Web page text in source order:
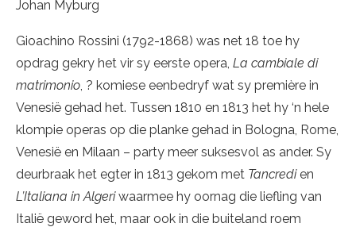
Johan Myburg
Gioachino Rossini (1792-1868) was net 18 toe hy
opdrag gekry het vir sy eerste opera, La cambiale di
matrimonio, ? komiese eenbedryf wat sy première in
Venesië gehad het. Tussen 1810 en 1813 het hy ‘n hele
klompie operas op die planke gehad in Bologna, Rome,
Venesië en Milaan – party meer suksesvol as ander. Sy
deurbraak het egter in 1813 gekom met Tancredien
L’Italiana in Algeriwaarmee hy oornag die liefling van
Italië geword het, maar ook in die buiteland roem